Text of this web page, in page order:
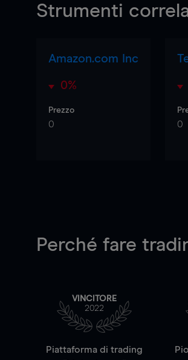
Strumenti
Amazon.com Inc
0%
Prezzo
0 0
Perché fare
VINCITORE
2022
Piattaforma di trading